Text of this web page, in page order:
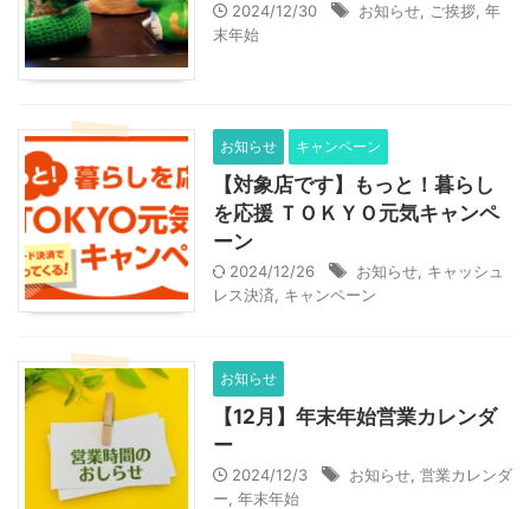
2024/12/30 お知らせ ご挨拶 年
末年始
お知らせ キャンペーン
【対象店です】もっと！暮らし
を応援 ＴＯＫＹＯ元気キャンペ
ーン
2024/12/26 お知らせ キャッシュ
レス決済
キャンペーン
お知らせ
【12月】年末年始営業カレンダ
ー
2024/12/3 お知らせ 営業カレンダ
ー 年末年始